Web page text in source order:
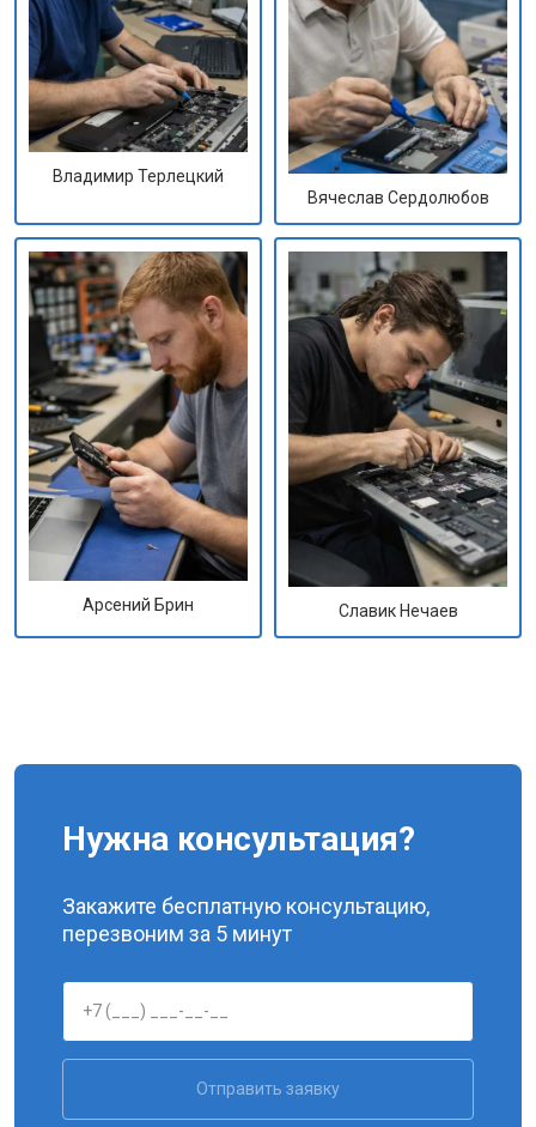
Владимир Терлецкий
Вячеслав Сердолюбов
Арсений Брин Славик Нечаев
Нужна консультация?
Закажите бесплатную консультацию,
перезвоним за 5 минут
Отправить заявку